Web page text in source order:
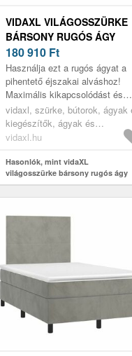
VIDAXL VILÁGOSSZÜRKE
BÁRSONY RUGÓS ÁGY
MATRACCAL 120 X 190 CM
180 910 Ft
Használja ezt a rugós ágyat a
pihentető éjszakai alváshoz!
Maximális kikapcsolódást és
kellemes alvást kínál.
vidaxl, szürke, bútorok, ágyak
kiegészítők, ágyak és
ágykeretek
vidaxl.hu
Hasonlók, mint vidaXL
világosszürke bársony rugós ágy
matraccal 120 x 190 cm